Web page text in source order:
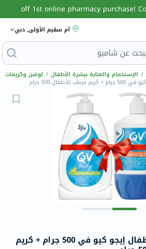
أم سقيم الأولى, دبي
/ الإستحمام والعناية ببشرة الأطفال / لوشن وكريمات
500 جرام
غسول لطيف للأطفال إيجو كيو في 500 جرام + كريم